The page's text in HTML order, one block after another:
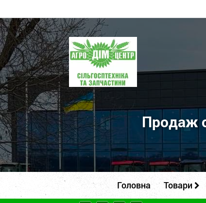
ПП
"Агродім-
центр"
-
продаж
сільськогосподарської
техніки
та
запчастин
Продаж
Головна Товари